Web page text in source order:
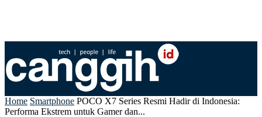
Home Smartphone POCO X7 Series Resmi Hadir di Indonesia:
Performa Ekstrem untuk Gamer dan...